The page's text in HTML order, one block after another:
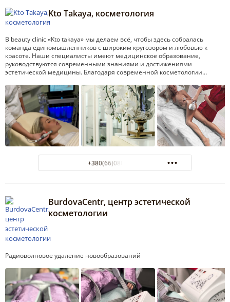
Kto Takaya, косметология
В beauty clinic «Kto takaya» мы делаем всё, чтобы здесь собралась
команда единомышленников с широким кругозором и любовью к
красоте. Наши специалисты имеют медицинское образование,
руководствуются современными знаниями и достижениями
эстетической медицины. Благодаря современной косметологии…
+380(66)080-05-00
BurdovaCentr, центр эстетической
косметологии
Радиоволновое удаление новообразований